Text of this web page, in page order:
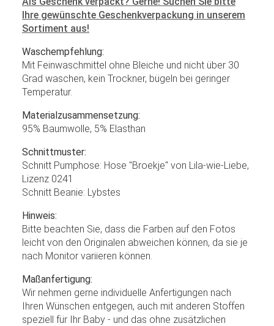
Ihre gewünschte Geschenkverpackung in unserem
Sortiment aus!
Waschempfehlung:
Mit Feinwaschmittel ohne Bleiche und nicht über 30
Grad waschen, kein Trockner, bügeln bei geringer
Temperatur.
Materialzusammensetzung:
95% Baumwolle, 5% Elasthan
Schnittmuster:
Schnitt Pumphose: Hose "Broekje" von Lila-wie-Liebe,
Lizenz 0241
Schnitt Beanie: Lybstes
Hinweis:
Bitte beachten Sie, dass die Farben auf den Fotos
leicht von den Originalen abweichen können, da sie je
nach Monitor variieren können.
Maßanfertigung:
Wir nehmen gerne individuelle Anfertigungen nach
Ihren Wünschen entgegen, auch mit anderen Stoffen
speziell für Ihr Baby - und das ohne zusätzlichen